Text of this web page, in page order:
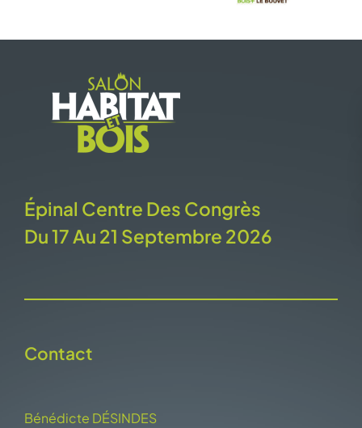
Épinal Centre Des Congrès
Du 17 Au 21 Septembre 2026
Contact
Bénédicte DÉSINDES